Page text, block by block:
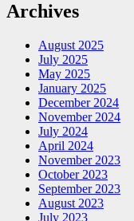
Archives
August 2025
July 2025
May 2025
January 2025
December 2024
November 2024
July 2024
April 2024
November 2023
October 2023
September 2023
August 2023
July 2023